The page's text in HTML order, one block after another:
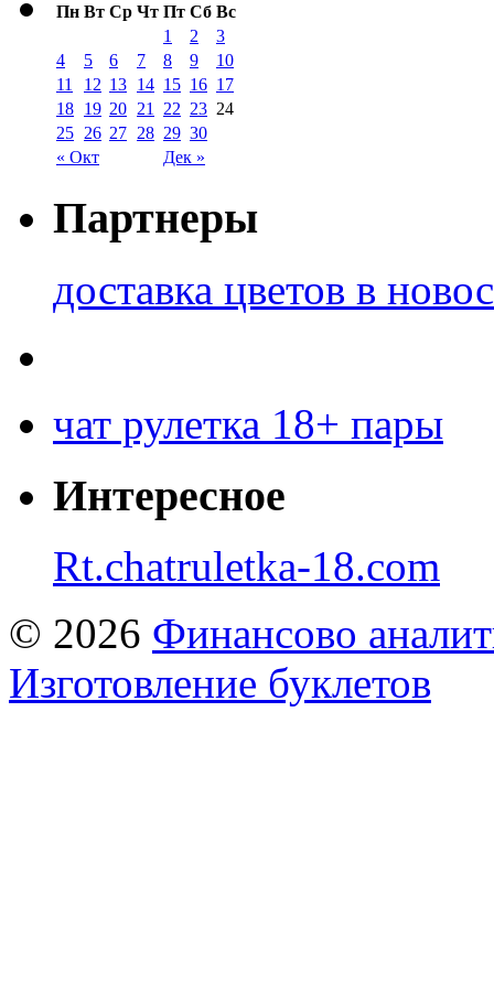
Пн Вт Ср Чт Пт Сб Вс
« Окт Дек »
1 2
3
4
5 6 7 8 9
10
11
12 13 14 15 16 17
18 19 20 21 22 23 24
25 26 27 28 29 30
Партнеры
доставка цветов в
чат рулетка 18+ пары
Интересное
Rt.chatruletka-18.com
© 2026 Финансово
Изготовление буклетов